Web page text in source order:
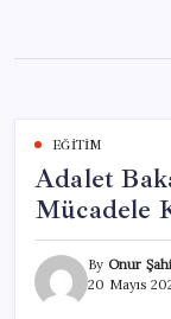
content
EĞITIM
Adalet
Mücadele
By Onur
20 Mayıs